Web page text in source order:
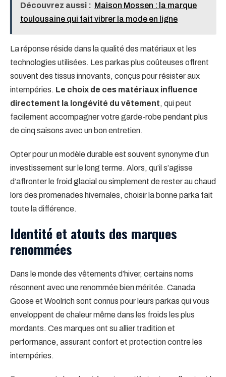
Découvrez aussi : Maison Mossen : la marque
toulousaine qui fait vibrer la mode en ligne
La réponse réside dans la qualité des matériaux et les
technologies utilisées. Les parkas plus coûteuses offrent
souvent des tissus innovants, conçus pour résister aux
intempéries. Le choix de ces matériaux influence
directement la longévité du vêtement, qui peut
facilement accompagner votre garde-robe pendant plus
de cinq saisons avec un bon entretien.
Opter pour un modèle durable est souvent synonyme d’un
investissement sur le long terme. Alors, qu’il s’agisse
d’affronter le froid glacial ou simplement de rester au chaud
lors des promenades hivernales, choisir la bonne parka fait
toute la différence.
Identité et atouts des marques
renommées
Dans le monde des vêtements d’hiver, certains noms
résonnent avec une renommée bien méritée. Canada
Goose et Woolrich sont connus pour leurs parkas qui vous
enveloppent de chaleur même dans les froids les plus
mordants. Ces marques ont su allier tradition et
performance, assurant confort et protection contre les
intempéries.